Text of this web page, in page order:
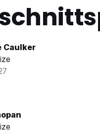
Caulker